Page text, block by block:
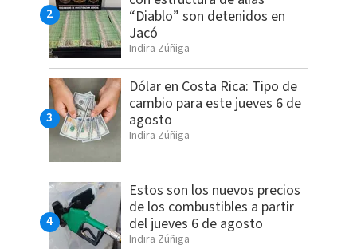
“Diablo” son detenidos en
Jacó
Indira Zúñiga
Dólar en Costa Rica: Tipo de
cambio para este jueves 6 de
agosto
Indira Zúñiga
Estos son los nuevos precios
de los combustibles a partir
del jueves 6 de agosto
Indira Zúñiga